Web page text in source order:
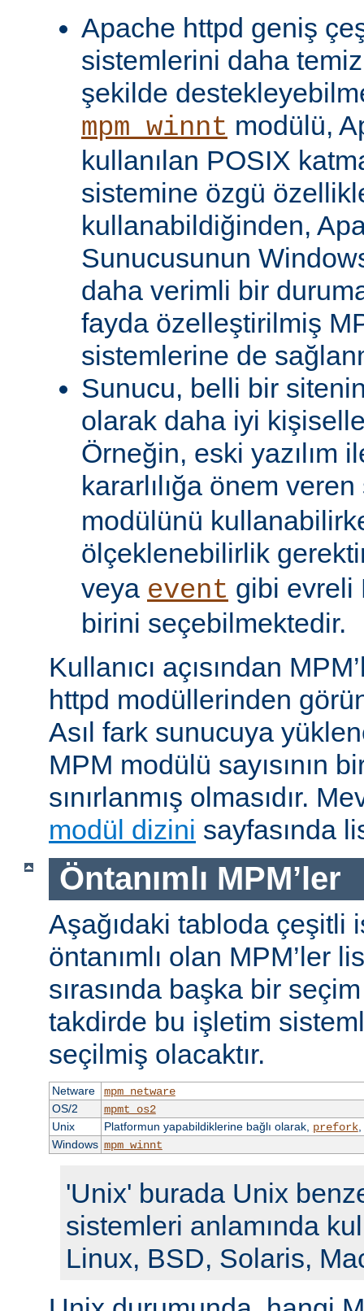
Apache httpd geniş
sistemlerini daha
şekilde
mpm_winnt modülü,
kullanılan POSIX
sistemine özgü
kullanabildiğinden,
Sunucusunun
daha verimli bir
fayda özelleştirilmiş
sistemlerine de
Sunucu, belli bir
olarak daha iyi
Örneğin, eski yazılım
kararlılığa önem
modülünü
ölçeklenebilirlik
veya event gibi evreli
birini seçebilmektedir.
Kullanıcı açısından
httpd modüllerinden
Asıl fark sunucuya
MPM modülü sayısının
sınırlanmış olmasıdır.
modül dizini sayfasında
Öntanımlı MPM’ler
Aşağıdaki tabloda çeşitli
öntanımlı olan MPM’ler
sırasında başka bir seçim
takdirde bu işletim
seçilmiş olacaktır.
Netware
mpm_netware
OS/2
mpmt_os2
Unix
Platformun yapabildiklerine bağlı olarak, prefork,
Windows mpm_winnt
'Unix' burada Unix
sistemleri anlamında
Linux, BSD, Solaris,